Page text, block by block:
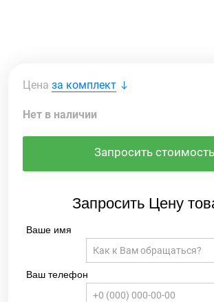
Ценаза комплект
Нет в наличии
Запросить стоимость
Запросить Цену
Ваше имя
Ваш телефон